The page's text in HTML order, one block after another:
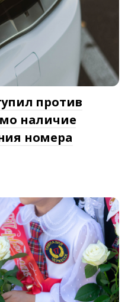
против
наличие
номера